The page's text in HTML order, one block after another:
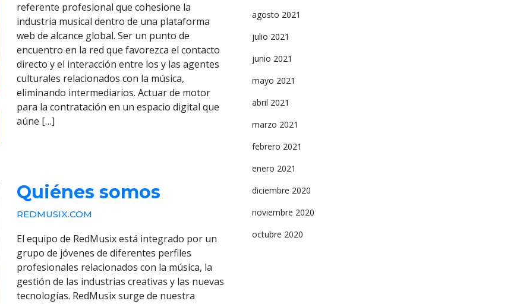
referente profesional que cohesione la
industria musical dentro de una plataforma
web de alcance global. Ser un punto de
encuentro en la red que favorezca el contacto
directo y el interacción entre los y las agentes
culturales relacionados con la música,
eliminando intermediarios. Actuar de motor
para la contratación en un espacio digital que
aúne […]
Quiénes somos
REDMUSIX.COM
El equipo de RedMusix está integrado por un
grupo de jóvenes de diferentes perfiles
profesionales relacionados con la música, la
gestión de las industrias creativas y las nuevas
tecnologías. RedMusix surge de nuestra
agosto 2021
julio 2021
junio 2021
mayo 2021
abril 2021
marzo 2021
febrero 2021
enero 2021
diciembre 2020
noviembre 2020
octubre 2020